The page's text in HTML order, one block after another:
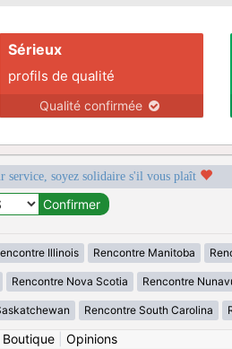
Sérieux
profils de qualité
Qualité confirmée
soyez solidaire s'il vous plaît
Illinois Rencontre Manitoba
Rencontre Nova Scotia Rencontre
Rencontre South Carolina
Boutique| Opinions